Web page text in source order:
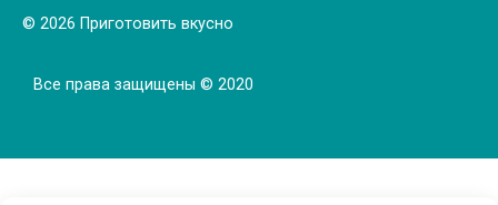
© 2026 Приготовить вкусно
Все права защищены © 2020